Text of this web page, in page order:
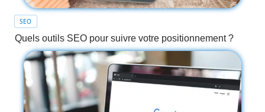
SEO
Quels outils SEO pour suivre votre positionnement ?